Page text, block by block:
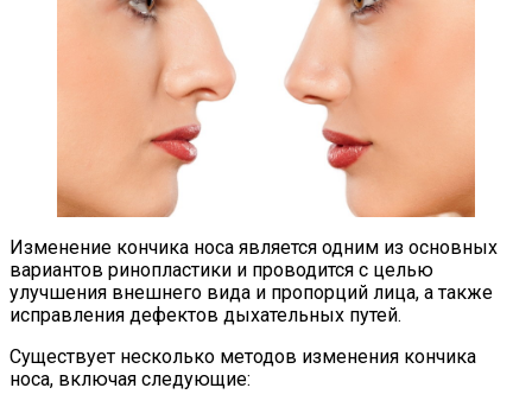
Изменение кончика носа является одним из основных
вариантов ринопластики и проводится с целью
улучшения внешнего вида и пропорций лица, а также
исправления дефектов дыхательных путей.
Существует несколько методов изменения кончика
носа, включая следующие: